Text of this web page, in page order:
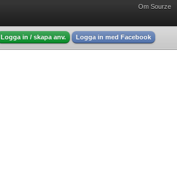
Om Sourze
Logga in / skapa anv. Logga in med Facebook